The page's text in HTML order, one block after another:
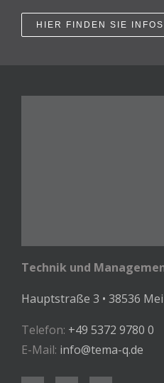
HIER FINDEN SIE
Technik und
Hauptstraße 3 • 38536
Telefon: +49 5372 9780 0
E-Mail: info@tema-q.de